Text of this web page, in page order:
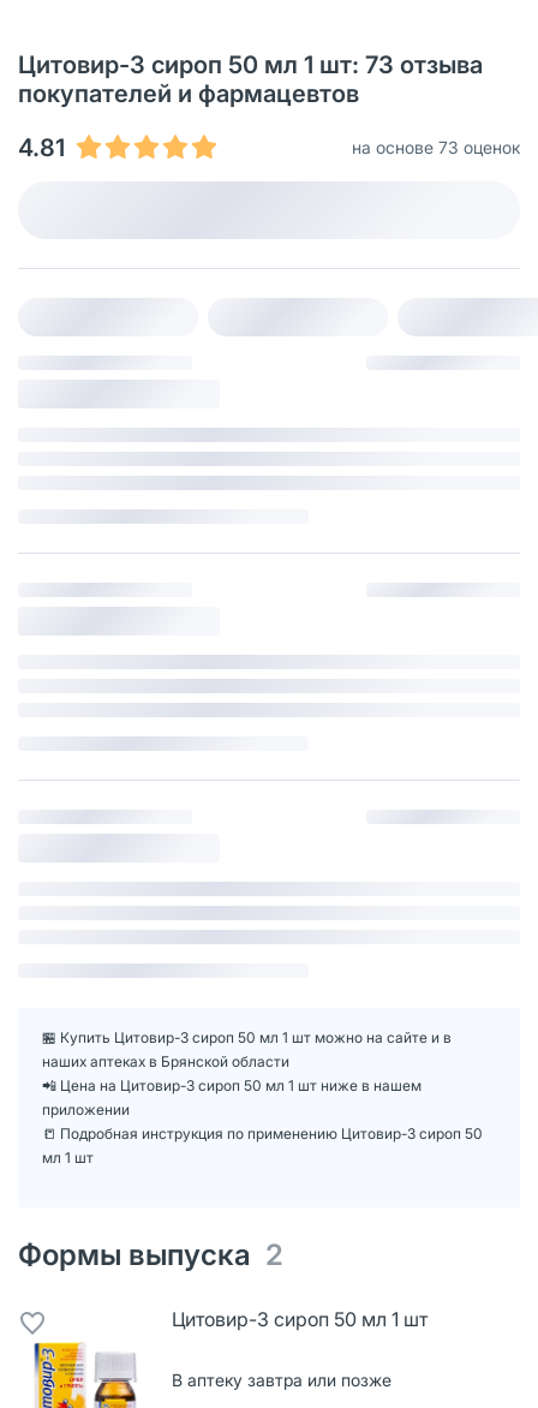
Цитовир-3 сироп 50 мл 1 шт: 73 отзыва
покупателей и фармацевтов
4.81
на основе 73 оценок
🏪 Купить Цитовир-3 сироп 50 мл 1 шт можно на сайте и в
наших аптеках в Брянской области
📲 Цена на Цитовир-3 сироп 50 мл 1 шт ниже в нашем
приложении
📒 Подробная инструкция по применению Цитовир-3 сироп 50
мл 1 шт
Формы выпуска 2
Цитовир-3 сироп 50 мл 1 шт
В аптеку завтра или позже